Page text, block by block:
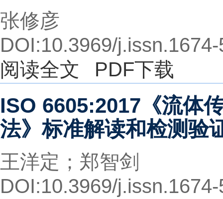
张修彦
DOI:10.3969/
阅读全文
PDF下载
ISO 6605:2017《流体
法》标准解读和检测验
王洋定；郑智剑
DOI:10.3969/